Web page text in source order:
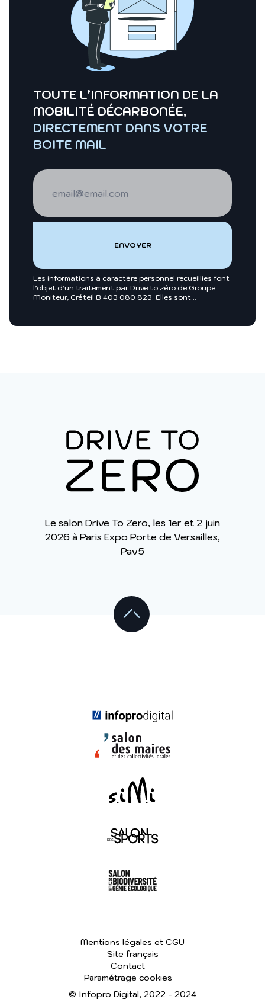
TOUTE L’INFORMATION DE LA
MOBILITÉ DÉCARBONÉE,
DIRECTEMENT DANS VOTRE
BOITE MAIL
Les informations à caractère personnel recueillies font
l’objet d’un traitement par Drive to zéro de Groupe
Moniteur, Créteil B 403 080 823. Elles sont
Groupe Moniteur ou toutes sociétés du groupe
Le salon Drive To Zero, les 1er et 2 juin
2026 à Paris Expo Porte de Versailles,
Pav5
Mentions légales et CGU
Site français
Contact
Paramétrage cookies
© Infopro Digital, 2022 - 2024